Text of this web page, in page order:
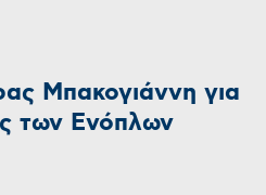
Μπακογιάννη για
των Ενόπλων